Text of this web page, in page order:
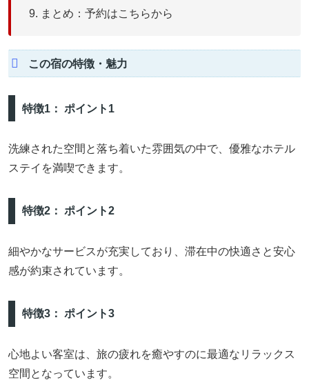
まとめ：予約はこちらから
この宿の特徴・魅力
特徴1： ポイント1
洗練された空間と落ち着いた雰囲気の中で、優雅なホテル
ステイを満喫できます。
特徴2： ポイント2
細やかなサービスが充実しており、滞在中の快適さと安心
感が約束されています。
特徴3： ポイント3
心地よい客室は、旅の疲れを癒やすのに最適なリラックス
空間となっています。